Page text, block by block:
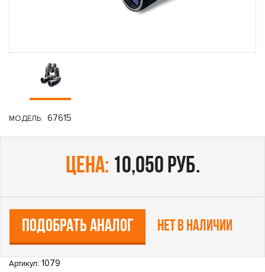
МОДЕЛЬ: 67615
цена: 10,050 руб.
ПОДОБРАТЬ АНАЛОГ Нет в наличии
Артикул: 1079